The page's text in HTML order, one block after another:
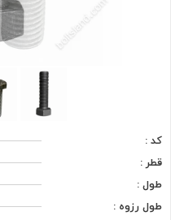
کد :
قطر :
طول :
طول رزوه :